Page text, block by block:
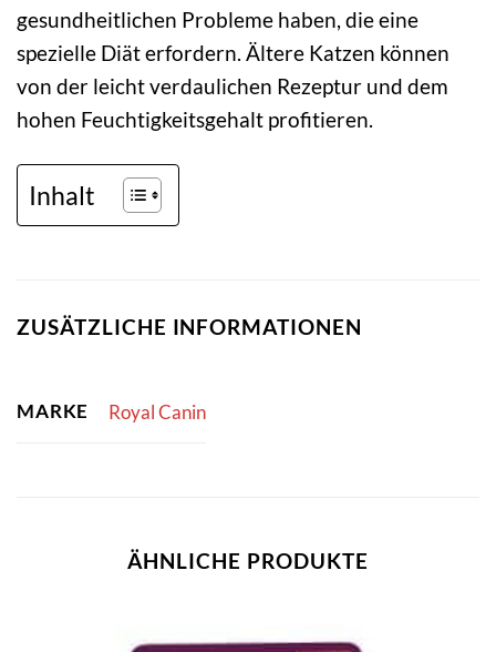
gesundheitlichen Probleme haben, die eine
spezielle Diät erfordern. Ältere Katzen können
von der leicht verdaulichen Rezeptur und dem
hohen Feuchtigkeitsgehalt profitieren.
Inhalt
ZUSÄTZLICHE INFORMATIONEN
MARKE Royal Canin
ÄHNLICHE PRODUKTE